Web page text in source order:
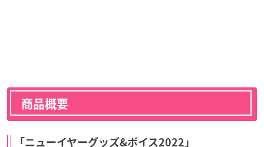
商品概要
「ニューイヤーグッズ&ボイス2022」